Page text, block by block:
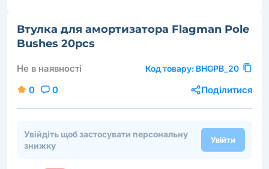
Втулка для амортизатора Flagman Pole
Bushes 20pcs
Не в наявності Код товару: BHGPB_20
0 0 Поділитися
Увійдіть щоб застосувати персональну
знижку
Увійти